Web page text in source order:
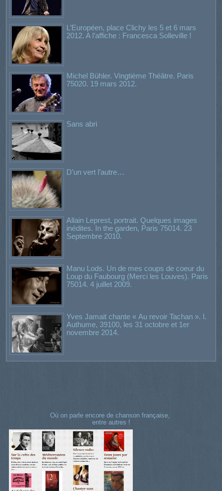
L’Européen, place Clichy les 5 et 6 mars
2012. A l’affiche : Francesca Solleville !
Michel Bühler. Vingtième Théâtre. Paris
75020. 19 mars 2012.
Sans abri
D’un vert l’autre…
Allain Leprest, portrait. Quelques images
inédites. In the garden, Paris 75014. 23
Septembre 2010.
Manu Lods. Un de mes coups de coeur du
Loup du Faubourg (Merci les Louves). Paris
75014. 4 juillet 2009.
Yves Jamait chante « Au revoir Tachan ». I.
Authume, 39100, les 31 octobre et 1er
novembre 2014.
Où on parle encore de chanson française,
entre autres !